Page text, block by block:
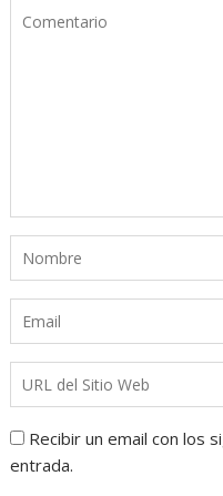
Recibir un email con los
entrada.